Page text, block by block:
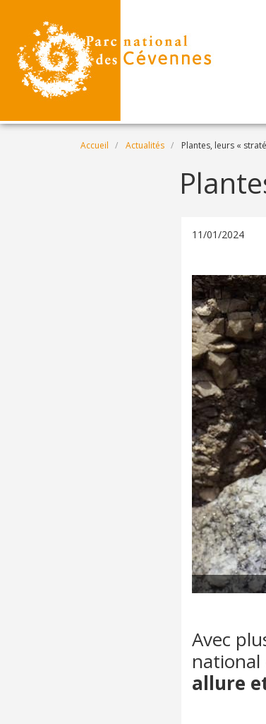
Fil d'Ariane
Accueil Actualités Plantes, leurs «
11/01/2024
Avec
allure